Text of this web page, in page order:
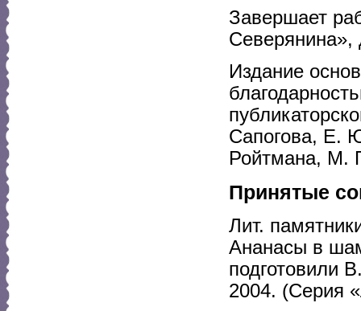
Завершает
Северянина»,
Издание
Сапогова, Е.
Ройтмана, М.
Принятые
Лит.
Ананасы в
подготовили
2004. (Серия